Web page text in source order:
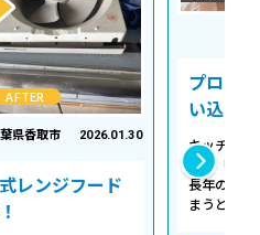
AFTER
県香取市 2026.01.30
レンジフード
プロの
い込み
キッチン
える「シ
長年の調
まうとご